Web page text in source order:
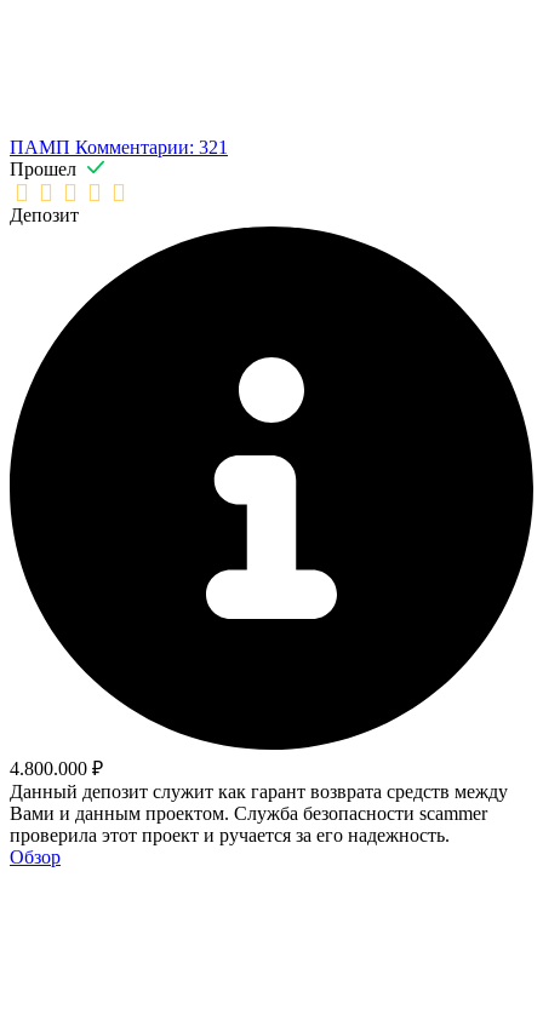
ПАМП Комментарии: 321
Прошел
Депозит
4.800.000 ₽
Данный депозит служит как гарант возврата средств между
Вами и данным проектом. Служба безопасности scammer
проверила этот проект и ручается за его надежность.
Обзор